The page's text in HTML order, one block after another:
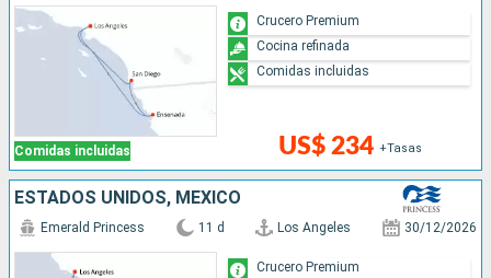
Comidas incluidas US$ 234 +Tasas
Crucero Premium
Cocina refinada
Comidas incluidas
ESTADOS UNIDOS, MÉXICO
Emerald Princess 11 d Los Angeles 30/12/2026
Crucero Premium